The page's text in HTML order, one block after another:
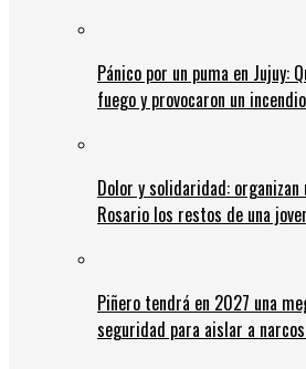
Pánico por un puma en Jujuy:
fuego y provocaron un
Dolor y solidaridad:
Rosario los restos de una
Piñero tendrá en 2027 una
seguridad para aislar a